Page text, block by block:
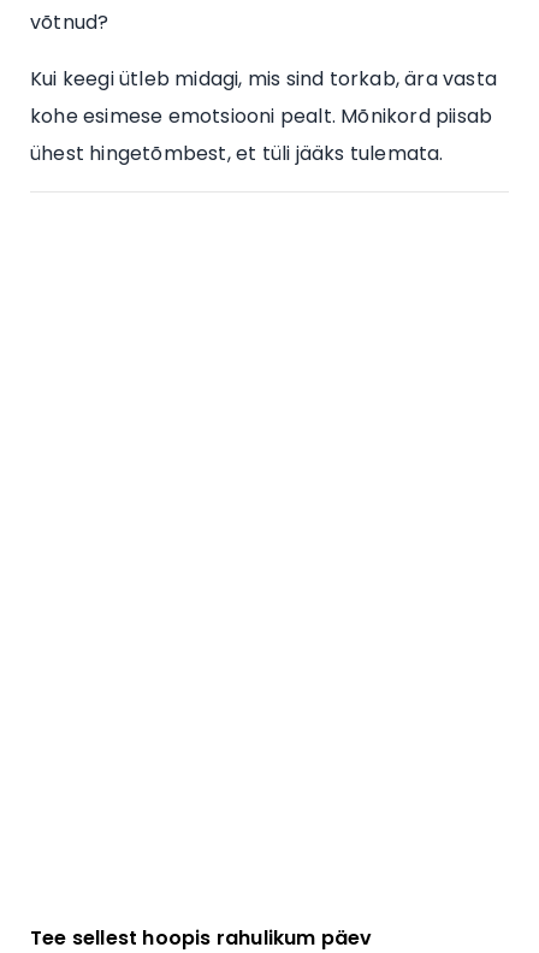
võtnud?
Kui keegi ütleb midagi, mis sind torkab, ära vasta
kohe esimese emotsiooni pealt. Mõnikord piisab
ühest hingetõmbest, et tüli jääks tulemata.
Tee sellest hoopis rahulikum päev